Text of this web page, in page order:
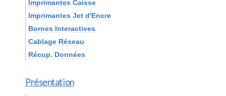
Imprimantes Caisse
Imprimantes Jet d'Encre
Bornes Interactives
Cablage Réseau
Récup. Données
Présentation